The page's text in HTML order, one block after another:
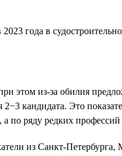
этом из-за обилия
кандидата. Это
а по ряду редких
из Санкт-